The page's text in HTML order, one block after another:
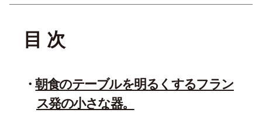
目 次
朝食のテーブルを明るくするフラン
ス発の小さな器。